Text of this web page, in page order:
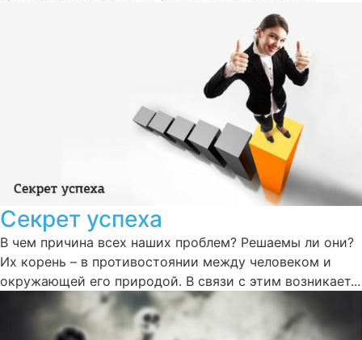
Секрет успеха
В чем причина всех наших проблем? Решаемы ли они?
Их корень – в противостоянии между человеком и
окружающей его природой. В связи с этим возникает...